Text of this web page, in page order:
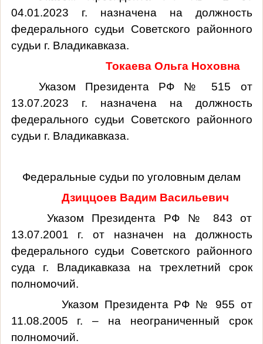
04.01.2023 г. назначена на должность
федерального судьи Советского районного
судьи г. Владикавказа.
Токаева Ольга Ноховна
Указом Президента РФ № 515 от
13.07.2023 г. назначена на должность
федерального судьи Советского районного
судьи г. Владикавказа.
Федеральные судьи по уголовным делам
Дзиццоев Вадим Васильевич
Указом Президента РФ № 843 от
13.07.2001 г. от назначен на должность
федерального судьи Советского районного
суда г. Владикавказа на трехлетний срок
полномочий.
Указом Президента РФ № 955 от
11.08.2005 г. – на неограниченный срок
полномочий.